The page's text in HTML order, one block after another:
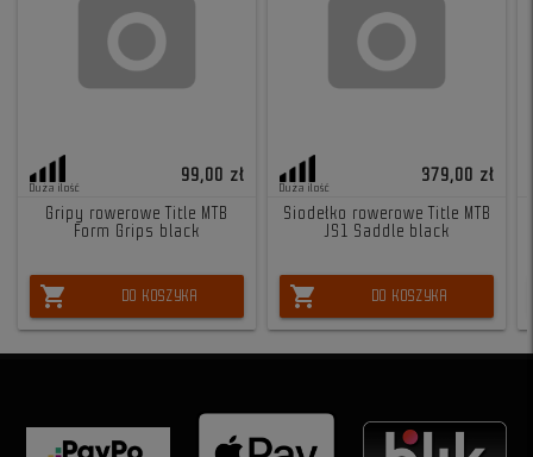
Duża ilość
99,00 zł
Gripy rowerowe Title MTB
Form Grips black
shopping_cart DO KOSZYKA
Duża ilość
379,00 zł
Siodełko rowerowe Title MTB
JS1 Saddle black
shopping_cart DO KOSZYKA